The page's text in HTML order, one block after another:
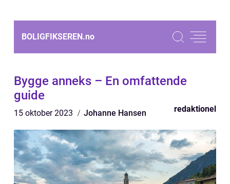
BOLIGFIKSEREN.no
Bygge anneks – En omfattende
guide
15 oktober 2023 Johanne Hansen redaktionel